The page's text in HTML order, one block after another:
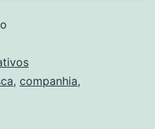
, companhia,